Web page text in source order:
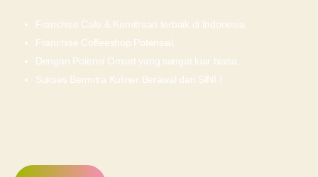
Franchise Cafe & Kemitraan terbaik di Indonesia.
Franchise Coffeeshop Potensial.
Dengan Potensi Omset yang sangat luar biasa.
Sukses Bermitra Kuliner Berawal dari SINI !